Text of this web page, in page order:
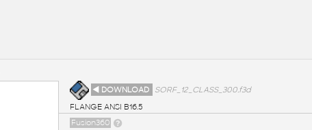
◄ DOWNLOAD
SORF_12_CLASS_300.f3d
FLANGE ANSI B16.5
Fusion360